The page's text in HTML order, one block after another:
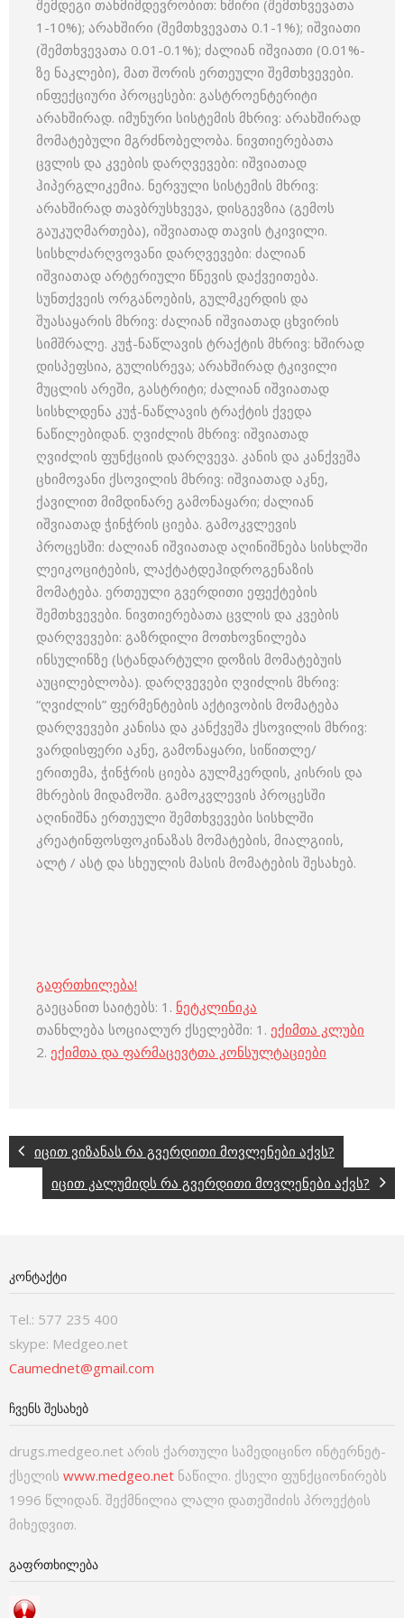
შემდეგი თანმიმდევრობით: ხშირი (შემთხვევათა
1-10%); არახშირი (შემთხვევათა 0.1-1%); იშვიათი
(შემთხვევათა 0.01-0.1%); ძალიან იშვიათი (0.01%-
ზე ნაკლები), მათ შორის ერთეული შემთხვევები.
ინფექციური პროცესები: გასტროენტერიტი
არახშირად. იმუნური სისტემის მხრივ: არახშირად
მომატებული მგრძნობელობა. ნივთიერებათა
ცვლის და კვების დარღვევები: იშვიათად
ჰიპერგლიკემია. ნერვული სისტემის მხრივ:
არახშირად თავბრუსხვევა, დისგევზია (გემოს
გაუკუღმართება), იშვიათად თავის ტკივილი.
სისხლძარღვოვანი დარღვევები: ძალიან
იშვიათად არტერიული წნევის დაქვეითება.
სუნთქვეის ორგანოების, გულმკერდის და
შუასაყარის მხრივ: ძალიან იშვიათად ცხვირის
სიმშრალე. კუჭ-ნაწლავის ტრაქტის მხრივ: ხშირად
დისპეფსია, გულისრევა; არახშირად ტკივილი
მუცლის არეში, გასტრიტი; ძალიან იშვიათად
სისხლდენა კუჭ-ნაწლავის ტრაქტის ქვედა
ნაწილებიდან. ღვიძლის მხრივ: იშვიათად
ღვიძლის ფუნქციის დარღვევა. კანის და კანქვეშა
ცხიმოვანი ქსოვილის მხრივ: იშვიათად აკნე,
ქავილით მიმდინარე გამონაყარი; ძალიან
იშვიათად ჭინჭრის ციება. გამოკვლევის
პროცესში: ძალიან იშვიათად აღინიშნება სისხლში
ლეიკოციტების, ლაქტატდეჰიდროგენაზის
მომატება. ერთეული გვერდითი ეფექტების
შემთხვევები. ნივთიერებათა ცვლის და კვების
დარღვევები: გაზრდილი მოთხოვნილება
ინსულინზე (სტანდარტული დოზის მომატებუის
აუცილებლობა). დარღვევები ღვიძლის მხრივ:
“ღვიძლის” ფერმენტების აქტივობის მომატება
დარღვევები კანისა და კანქვეშა ქსოვილის მხრივ:
ვარდისფერი აკნე, გამონაყარი, სიწითლე/
ერითემა, ჭინჭრის ციება გულმკერდის, კისრის და
მხრების მიდამოში. გამოკვლევის პროცესში
აღინიშნა ერთეული შემთხვევები სისხლში
კრეატინფოსფოკინაზას მომატების, მიალგიის,
ალტ / ასტ და სხეულის მასის მომატების შესახებ.
გაფრთხილება!
გაეცანით საიტებს: 1. ნეტკლინიკა
თანხლება სოციალურ ქსელებში: 1. ექიმთა კლუბი
2. ექიმთა და ფარმაცევტთა კონსულტაციები
იცით ვიზანას რა გვერდითი მოვლენები აქვს?
იცით კალუმიდს რა გვერდითი მოვლენები აქვს?
ᲙᲝᲜᲢᲐᲥᲢᲘ
Tel.: 577 235 400
skype: Medgeo.net
Caumednet@gmail.com
ᲩᲕᲔᲜᲡ ᲨᲔᲡᲐᲮᲔᲑ
drugs.medgeo.net არის ქართული სამედიცინო ინტერნეტ-
ქსელის www.medgeo.net ნაწილი. ქსელი ფუნქციონირებს
1996 წლიდან. შექმნილია ლალი დათეშიძის პროექტის
მიხედვით.
ᲒᲐᲤᲠᲗᲮᲘᲚᲔᲑᲐ